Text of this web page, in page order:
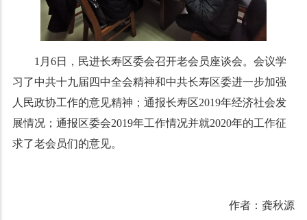
1月6日，民进长寿区委会召开老会员座谈会。会议学
习了中共十九届四中全会精神和中共长寿区委进一步加强
人民政协工作的意见精神；通报长寿区2019年经济社会发
展情况；通报区委会2019年工作情况并就2020年的工作征
求了老会员们的意见。
作者：龚秋源